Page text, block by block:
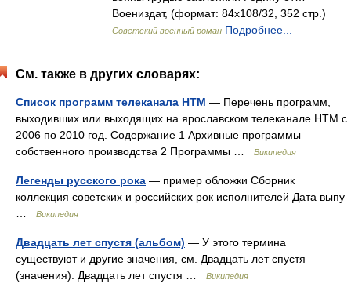
Воениздат, (формат: 84x108/32, 352 стр.)
Советский военный роман Подробнее...
См. также в других словарях:
Список программ телеканала НТМ — Перечень программ,
выходивших или выходящих на ярославском телеканале НТМ с
2006 по 2010 год. Содержание 1 Архивные программы
собственного производства 2 Программы …
Википедия
Легенды русского рока — пример обложки Сборник
коллекция советских и российских рок исполнителей Дата выпу
Википедия
Двадцать лет спустя (альбом) — У этого термина
существуют и другие значения, см. Двадцать лет спустя
(значения). Двадцать лет спустя …
Википедия